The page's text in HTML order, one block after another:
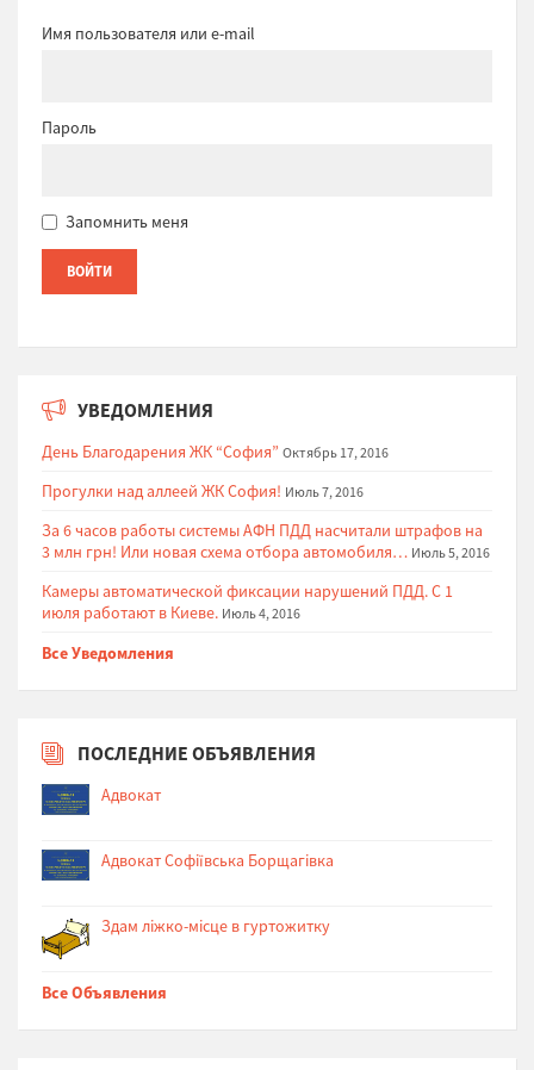
Имя пользователя или e-mail
Пароль
Запомнить меня
УВЕДОМЛЕНИЯ
День Благодарения ЖК “София” Октябрь 17, 2016
Прогулки над аллеей ЖК София! Июль 7, 2016
За 6 часов работы системы АФН ПДД насчитали штрафов на
3 млн грн! Или новая схема отбора автомобиля… Июль 5, 2016
Камеры автоматической фиксации нарушений ПДД. С 1
июля работают в Киеве. Июль 4, 2016
Все Уведомления
ПОСЛЕДНИЕ ОБЪЯВЛЕНИЯ
Адвокат
Адвокат Софіївська Борщагівка
Здам ліжко-місце в гуртожитку
Все Объявления